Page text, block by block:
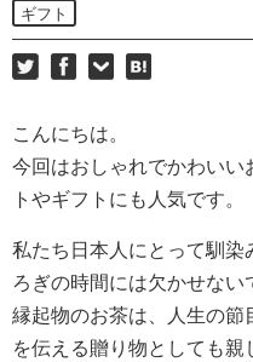
ギフト
こんにちは。
今回はおしゃれでかわい
トやギフトにも人気です。
私たち日本人にとって馴
ろぎの時間には欠かせない
縁起物のお茶は、人生の
を伝える贈り物としても親